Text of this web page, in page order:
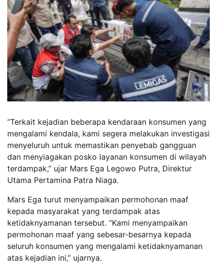
“Terkait kejadian beberapa kendaraan konsumen yang
mengalami kendala, kami segera melakukan investigasi
menyeluruh untuk memastikan penyebab gangguan
dan menyiagakan posko layanan konsumen di wilayah
terdampak,” ujar Mars Ega Legowo Putra, Direktur
Utama Pertamina Patra Niaga.
Mars Ega turut menyampaikan permohonan maaf
kepada masyarakat yang terdampak atas
ketidaknyamanan tersebut. “Kami menyampaikan
permohonan maaf yang sebesar-besarnya kepada
seluruh konsumen yang mengalami ketidaknyamanan
atas kejadian ini,” ujarnya.